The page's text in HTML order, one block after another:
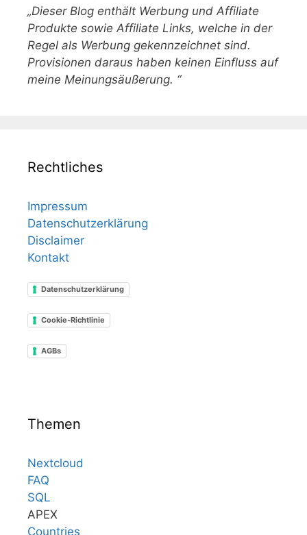
„Dieser Blog enthält Werbung und Affiliate
Produkte sowie Affiliate Links, welche in der
Regel als Werbung gekennzeichnet sind.
Provisionen daraus haben keinen Einfluss auf
meine Meinungsäußerung. “
Rechtliches
Impressum
Datenschutzerklärung
Disclaimer
Kontakt
Datenschutzerklärung
Cookie-Richtlinie
AGBs
Themen
Nextcloud
FAQ
SQL
APEX
Countries